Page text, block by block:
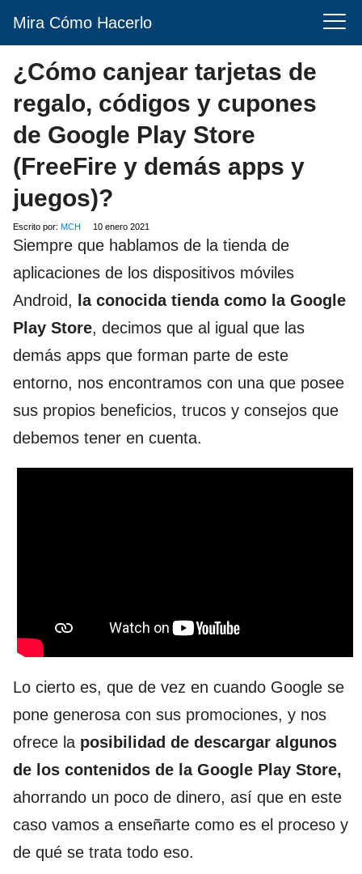
Mira Cómo Hacerlo
¿Cómo canjear tarjetas de
regalo, códigos y cupones
de Google Play Store
(FreeFire y demás apps y
juegos)?
Escrito por: MCH 10 enero 2021
Siempre que hablamos de la tienda de
aplicaciones de los dispositivos móviles
Android,
la conocida tienda como la Google
Play Store, decimos que al igual que las
demás apps que forman parte de este
entorno, nos encontramos con una que posee
sus propios beneficios, trucos y consejos que
debemos tener en cuenta.
Lo cierto es, que de vez en cuando Google se
pone generosa con sus promociones, y nos
ofrece la posibilidad de descargar algunos
de los contenidos de la Google Play Store,
ahorrando un poco de dinero, así que en este
caso vamos a enseñarte como es el proceso y
de qué se trata todo eso.